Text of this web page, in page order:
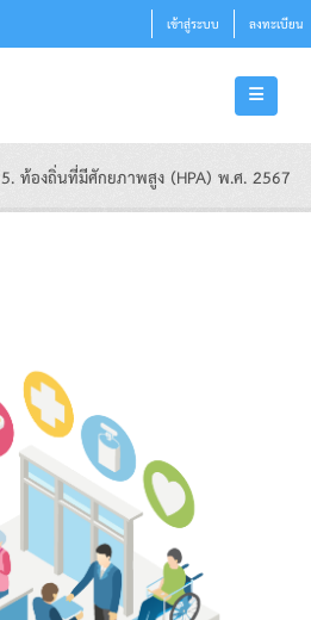
เข้าสู่ระบบ ลงทะเบียน
5. ท้องถิ่นที่มีศักยภาพสูง (HPA) พ.ศ. 2567